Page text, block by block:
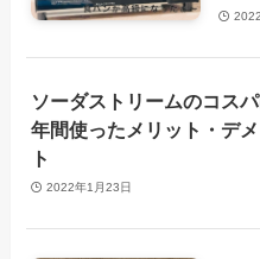
ソーダストリームのコス
年間使ったメリット・デ
ト
2022年1月23日